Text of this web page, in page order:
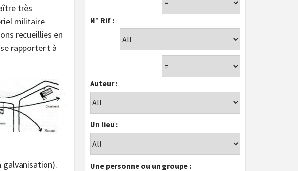
très
militaire.
recueillies en
rapportent à
galvanisation).
N° Rif :
Auteur :
Un lieu :
Une personne ou un groupe :